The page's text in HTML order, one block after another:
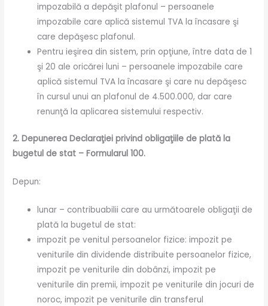
impozabilă a depăşit plafonul – persoanele
impozabile care aplică sistemul TVA la încasare şi
care depăşesc plafonul.
Pentru ieşirea din sistem, prin opţiune, între data de 1
şi 20 ale oricărei luni – persoanele impozabile care
aplică sistemul TVA la încasare şi care nu depăşesc
în cursul unui an plafonul de 4.500.000, dar care
renunţă la aplicarea sistemului respectiv.
2. Depunerea Declaraţiei privind obligaţiile de plată la
bugetul de stat – Formularul 100.
Depun:
lunar – contribuabilii care au următoarele obligaţii de
plată la bugetul de stat:
impozit pe venitul persoanelor fizice: impozit pe
veniturile din dividende distribuite persoanelor fizice,
impozit pe veniturile din dobânzi, impozit pe
veniturile din premii, impozit pe veniturile din jocuri de
noroc, impozit pe veniturile din transferul